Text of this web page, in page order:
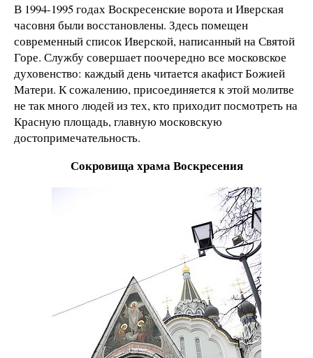
В 1994-1995 годах Воскресенские ворота и Иверская
часовня были восстановлены. Здесь помещен
современный список Иверской, написанный на Святой
Горе. Службу совершает поочередно все московское
духовенство: каждый день читается акафист Божией
Матери. К сожалению, присоединяется к этой молитве
не так много людей из тех, кто приходит посмотреть на
Красную площадь, главную московскую
достопримечательность.
Сокровища храма Воскресения